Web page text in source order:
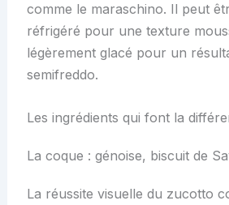
comme le maraschino. Il peut
réfrigéré pour une texture
légèrement glacé pour un
semifreddo.
Les ingrédients qui font la
La coque : génoise, biscuit de
La réussite visuelle du zucotto